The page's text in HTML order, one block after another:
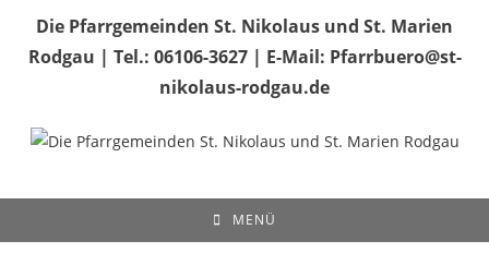
Die Pfarrgemeinden St. Nikolaus und St. Marien
Rodgau | Tel.: 06106-3627 | E-Mail: Pfarrbuero@st-
nikolaus-rodgau.de
MENÜ